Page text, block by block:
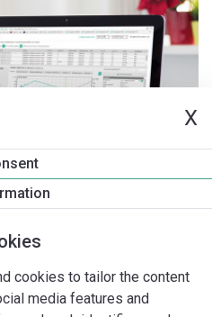
X
cookies to tailor the content
media features and